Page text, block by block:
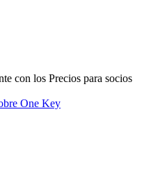
con los Precios para socios
One Key